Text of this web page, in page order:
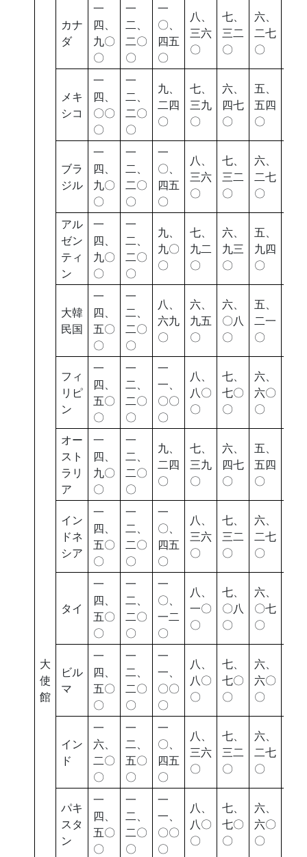
大
使
館
カナ
ダ
一
四、
九〇
〇
一
二、
二〇
〇
一
〇、
四五
〇
八、
三六
〇
七、
三二
〇
六、
二七
〇
メキ
シコ
一
四、
〇〇
〇
一
二、
二〇
〇
九、
二四
〇
七、
三九
〇
六、
四七
〇
五、
五四
〇
ブラ
ジル
一
四、
九〇
〇
一
二、
二〇
〇
一
〇、
四五
〇
八、
三六
〇
七、
三二
〇
六、
二七
〇
アル
ゼン
ティ
ン
一
四、
九〇
〇
一
二、
二〇
〇
九、
九〇
〇
七、
九二
〇
六、
九三
〇
五、
九四
〇
大韓
民国
一
四、
五〇
〇
一
二、
二〇
〇
八、
六九
〇
六、
九五
〇
六、
〇八
〇
五、
二一
〇
フィ
リピ
ン
一
四、
五〇
〇
一
二、
二〇
〇
一
一、
〇〇
〇
八、
八〇
〇
七、
七〇
〇
六、
六〇
〇
オー
スト
ラリ
ア
一
四、
九〇
〇
一
二、
二〇
〇
九、
二四
〇
七、
三九
〇
六、
四七
〇
五、
五四
〇
イン
ドネ
シア
一
四、
五〇
〇
一
二、
二〇
〇
一
〇、
四五
〇
八、
三六
〇
七、
三二
〇
六、
二七
〇
タイ
一
四、
五〇
〇
一
二、
二〇
〇
一
〇、
一二
〇
八、
一〇
〇
七、
〇八
〇
六、
〇七
〇
ビル
マ
一
四、
五〇
〇
一
二、
二〇
〇
一
一、
〇〇
〇
八、
八〇
〇
七、
七〇
〇
六、
六〇
〇
イン
ド
一
六、
二〇
〇
一
二、
五〇
〇
一
〇、
四五
〇
八、
三六
〇
七、
三二
〇
六、
二七
〇
パキ
スタ
ン
一
四、
五〇
〇
一
二、
二〇
〇
一
一、
〇〇
〇
八、
八〇
〇
七、
七〇
〇
六、
六〇
〇